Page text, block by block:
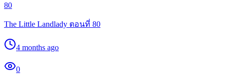
80
The Little Landlady ตอนที่ 80
4 months ago
0